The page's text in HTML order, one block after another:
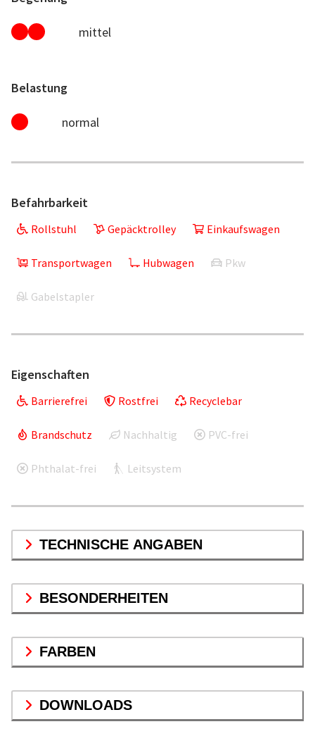
mittel
Belastung
normal
Befahrbarkeit
Rollstuhl Gepäcktrolley Einkaufswagen
Transportwagen Hubwagen Pkw
Gabelstapler
Eigenschaften
Barrierefrei Rostfrei Recyclebar
Brandschutz Nachhaltig PVC-frei
Phthalat-frei Leitsystem
TECHNISCHE ANGABEN
BESONDERHEITEN
FARBEN
DOWNLOADS